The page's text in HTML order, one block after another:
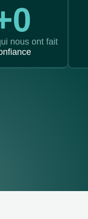
0
nous ont fait